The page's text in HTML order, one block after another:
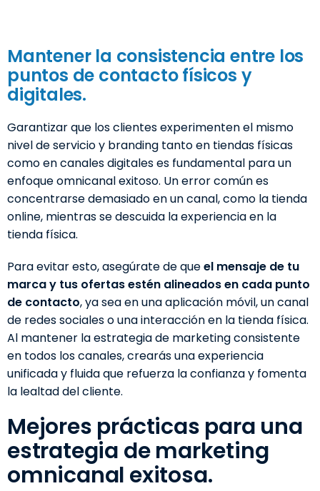
Mantener la consistencia entre los
puntos de contacto físicos y
digitales.
Garantizar que los clientes experimenten el mismo
nivel de servicio y branding tanto en tiendas físicas
como en canales digitales es fundamental para un
enfoque omnicanal exitoso. Un error común es
concentrarse demasiado en un canal, como la tienda
online, mientras se descuida la experiencia en la
tienda física.
Para evitar esto, asegúrate de queel mensaje de tu
marca y tus ofertas estén alineados en cada punto
de contacto, ya sea en una aplicación móvil, un canal
de redes sociales o una interacción en la tienda física.
Al mantener la estrategia de marketing consistente
en todos los canales, crearás una experiencia
unificada y fluida que refuerza la confianza y fomenta
la lealtad del cliente.
Mejores prácticas para una
estrategia de marketing
omnicanal exitosa.